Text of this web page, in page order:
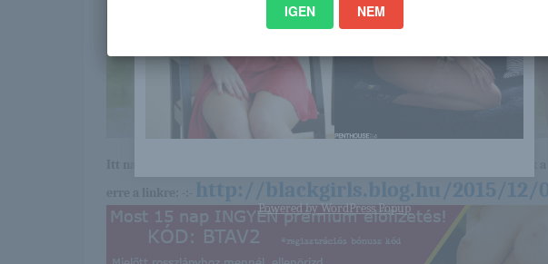
http://blackgirls.blog.hu/2015/12/
Powered byWordPress Popup
IGEN NEM